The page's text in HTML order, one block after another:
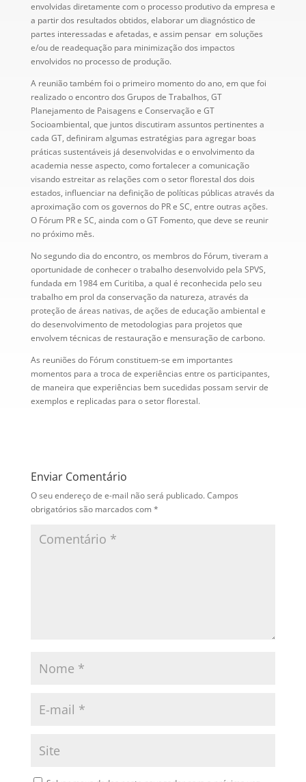
envolvidas diretamente com o processo produtivo da empresa e
a partir dos resultados obtidos, elaborar um diagnóstico de
partes interessadas e afetadas, e assim pensar em soluções
e/ou de readequação para minimização dos impactos
envolvidos no processo de produção.
A reunião também foi o primeiro momento do ano, em que foi
realizado o encontro dos Grupos de Trabalhos, GT
Planejamento de Paisagens e Conservação e GT
Socioambiental, que juntos discutiram assuntos pertinentes a
cada GT, definiram algumas estratégias para agregar boas
práticas sustentáveis já desenvolvidas e o envolvimento da
academia nesse aspecto, como fortalecer a comunicação
visando estreitar as relações com o setor florestal dos dois
estados, influenciar na definição de políticas públicas através da
aproximação com os governos do PR e SC, entre outras ações.
O Fórum PR e SC, ainda com o GT Fomento, que deve se reunir
no próximo mês.
No segundo dia do encontro, os membros do Fórum, tiveram a
oportunidade de conhecer o trabalho desenvolvido pela SPVS,
fundada em 1984 em Curitiba, a qual é reconhecida pelo seu
trabalho em prol da conservação da natureza, através da
proteção de áreas nativas, de ações de educação ambiental e
do desenvolvimento de metodologias para projetos que
envolvem técnicas de restauração e mensuração de carbono.
As reuniões do Fórum constituem-se em importantes
momentos para a troca de experiências entre os participantes,
de maneira que experiências bem sucedidas possam servir de
exemplos e replicadas para o setor florestal.
Enviar Comentário
O seu endereço de e-mail não será publicado.Campos
obrigatórios são marcados com *